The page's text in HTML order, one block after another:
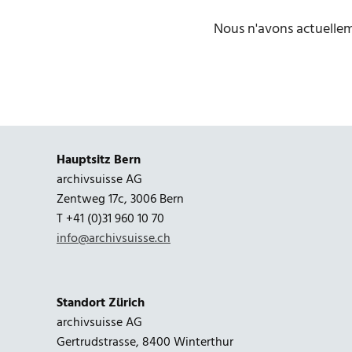
Nous n'avons
Hauptsitz Bern
archivsuisse AG
Zentweg 17c, 3006 Bern
T +41 (0)31 960 10 70
info@archivsuisse.ch
Standort Zürich
archivsuisse AG
Gertrudstrasse, 8400 Winterthur